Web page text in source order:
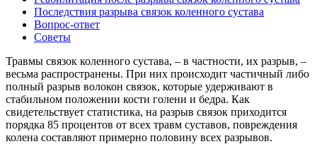
Последствия разрыва связок коленного сустава
Вопрос-ответ
Советы
Травмы связок коленного сустава, – в частности, их разрыв, –
весьма распространены. При них происходит частичный либо
полный разрыв волокон связок, которые удерживают в
стабильном положении кости голени и бедра. Как
свидетельствует статистика, на разрыв связок приходится
порядка 85 процентов от всех травм суставов, повреждения
колена составляют примерно половину всех разрывов.